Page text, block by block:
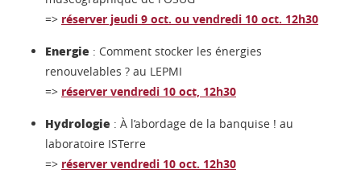
=> réserver jeudi 9 oct. ou vendredi 10 oct. 12h30
Energie : Comment stocker les énergies
renouvelables ? au LEPMI
=> réserver vendredi 10 oct, 12h30
Hydrologie : À l’abordage de la banquise ! au
laboratoire ISTerre
=> réserver vendredi 10 oct. 12h30